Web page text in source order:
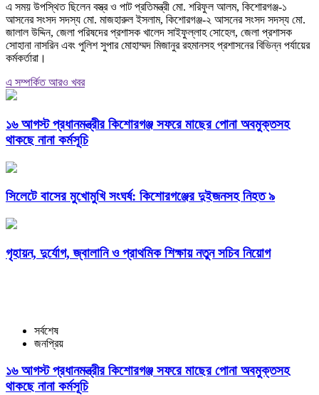
এ সময় উপস্থিত ছিলেন বস্ত্র ও পাট প্রতিমন্ত্রী মো. শরিফুল আলম, কিশোরগঞ্জ-১
আসনের সংসদ সদস্য মো. মাজহারুল ইসলাম, কিশোরগঞ্জ-২ আসনের সংসদ সদস্য মো.
জালাল উদ্দিন, জেলা পরিষদের প্রশাসক খালেদ সাইফুল্লাহ সোহেল, জেলা প্রশাসক
সোহানা নাসরিন এবং পুলিশ সুপার মোহাম্মদ মিজানুর রহমানসহ প্রশাসনের বিভিন্ন পর্যায়ের
কর্মকর্তারা।
এ সম্পর্কিত আরও খবর
১৬ আগস্ট প্রধানমন্ত্রীর কিশোরগঞ্জ সফরে মাছের পোনা অবমুক্তসহ
থাকছে নানা কর্মসূচি
সিলেটে বাসের মুখোমুখি সংঘর্ষ: কিশোরগঞ্জের দুইজনসহ নিহত ৯
গৃহায়ন, দুর্যোগ, জ্বালানি ও প্রাথমিক শিক্ষায় নতুন সচিব নিয়োগ
সর্বশেষ
জনপ্রিয়
১৬ আগস্ট প্রধানমন্ত্রীর কিশোরগঞ্জ সফরে মাছের পোনা অবমুক্তসহ
থাকছে নানা কর্মসূচি